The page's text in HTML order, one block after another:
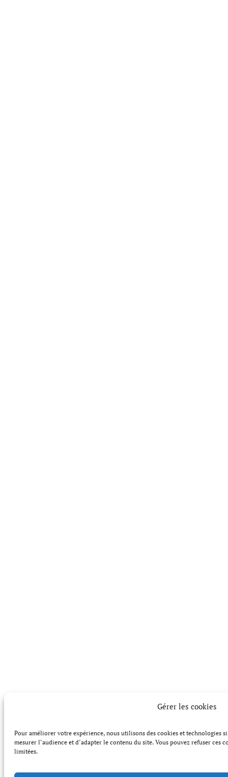
Gérer les cookies
Pour améliorer votre expérience, nous utilisons des cookies et technologies
mesurer l’audience et d’adapter le contenu du site. Vous pouvez refuser
limitées.